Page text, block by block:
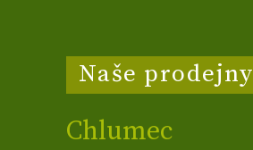
Naše prodejny
Chlumec